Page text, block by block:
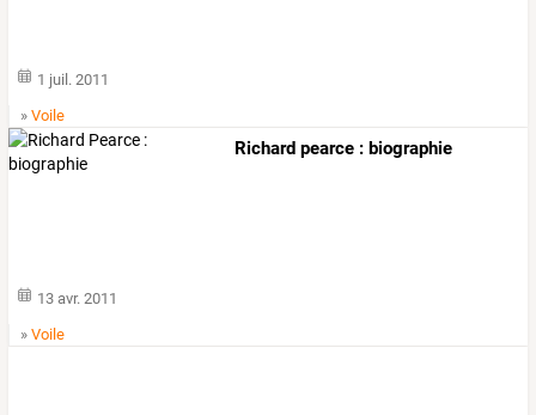
1 juil. 2011
»Voile
Richard pearce : biographie
13 avr. 2011
»Voile